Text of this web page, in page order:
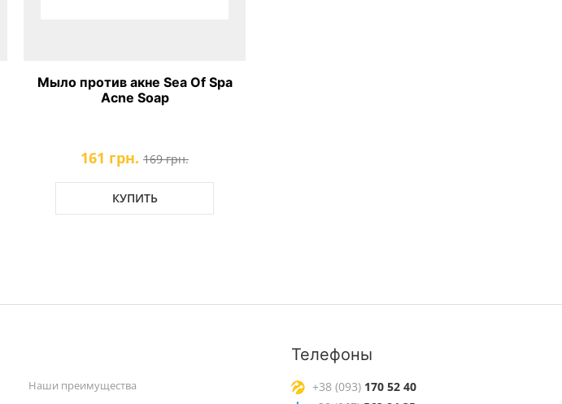
Мыло против акне Sea Of Spa
Acne Soap
161 грн. 169 грн.
КУПИТЬ
Наши преимущества
Телефоны
+38 (093) 170 52 40